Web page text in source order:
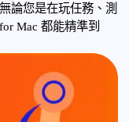
論您是在玩任務、測
Mac 都能精準到